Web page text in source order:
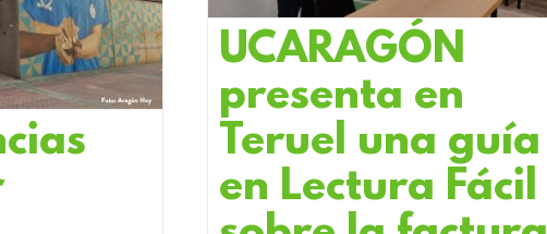
UCARAGÓN
presenta en
Teruel una guía
en Lectura Fácil